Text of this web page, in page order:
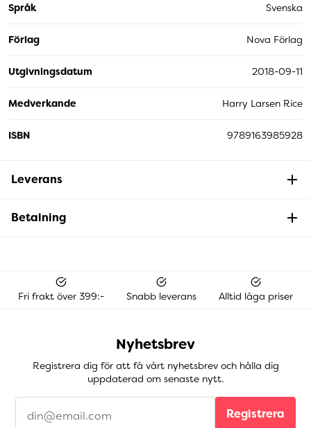
Språk Svenska
Förlag Nova Förlag
Utgivningsdatum 2018-09-11
Medverkande Harry Larsen Rice
ISBN 9789163985928
Leverans
Betalning
Fri frakt över 399:- Snabb leverans Alltid låga priser
Nyhetsbrev
Registrera dig för att få vårt nyhetsbrev och hålla dig
uppdaterad om senaste nytt.
Registrera